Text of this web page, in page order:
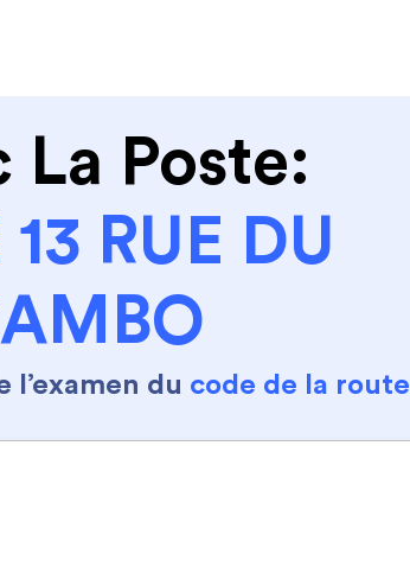
La Poste:
RUE DU
l’examen du code de la route